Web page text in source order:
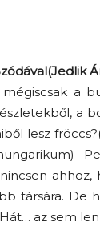
a
a
lesz
társára. De
az sem